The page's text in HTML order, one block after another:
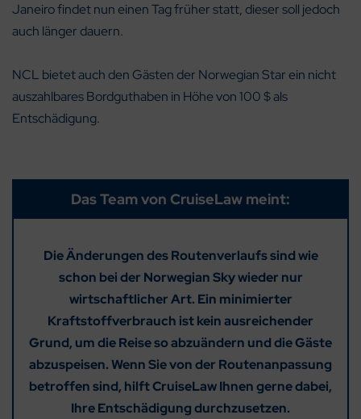
Janeiro findet nun einen Tag früher statt, dieser soll jedoch
auch länger dauern.
NCL bietet auch den Gästen der Norwegian Star ein nicht
auszahlbares Bordguthaben in Höhe von 100 $ als
Entschädigung.
Das Team von CruiseLaw meint:
Die Änderungen des Routenverlaufs sind wie
schon bei der Norwegian Sky wieder nur
wirtschaftlicher Art. Ein minimierter
Kraftstoffverbrauch ist kein ausreichender
Grund, um die Reise so abzuändern und die Gäste
abzuspeisen. Wenn Sie von der Routenanpassung
betroffen sind, hilft CruiseLaw Ihnen gerne dabei,
Ihre Entschädigung durchzusetzen.